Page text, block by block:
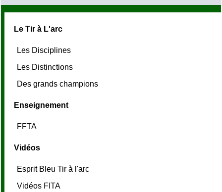
Le Tir à L'arc
Les Disciplines
Les Distinctions
Des grands champions
Enseignement
FFTA
Vidéos
Esprit Bleu Tir à l'arc
Vidéos FITA